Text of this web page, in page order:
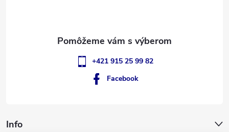
Info
+421 915 25 99 82
Facebook